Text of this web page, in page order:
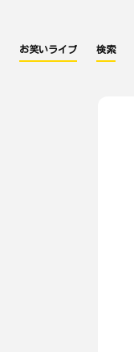
お笑いライブ 検索